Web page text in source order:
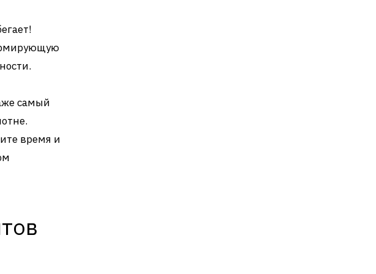
самый
время и